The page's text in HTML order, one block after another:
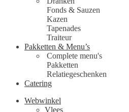
Fonds & Sauzen
Kazen
Tapenades
Traiteur
Pakketten & Menu’s
Complete menu's
Pakketten
Relatiegeschenken
Catering
Webwinkel
Vlees